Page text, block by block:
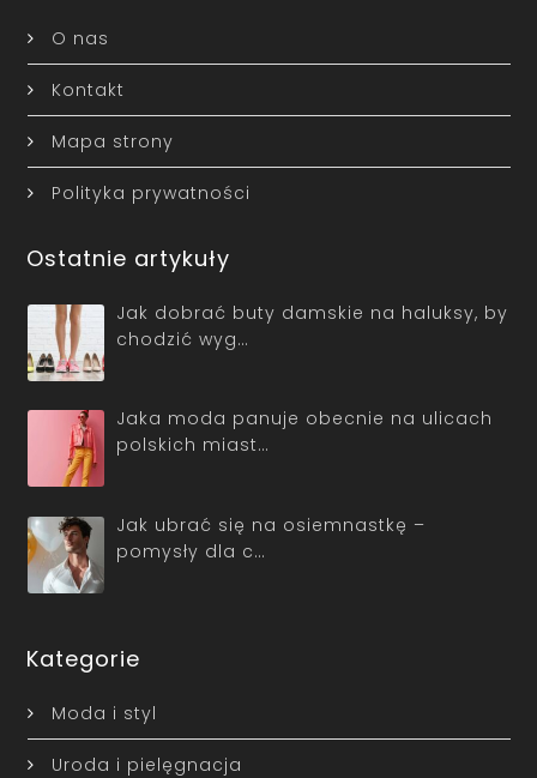
O nas
Kontakt
Mapa strony
Polityka prywatności
Ostatnie artykuły
Jak dobrać buty damskie na haluksy, by
chodzić wyg…
Jaka moda panuje obecnie na ulicach
polskich miast…
Jak ubrać się na osiemnastkę –
pomysły dla c…
Kategorie
Moda i styl
Uroda i pielęgnacja